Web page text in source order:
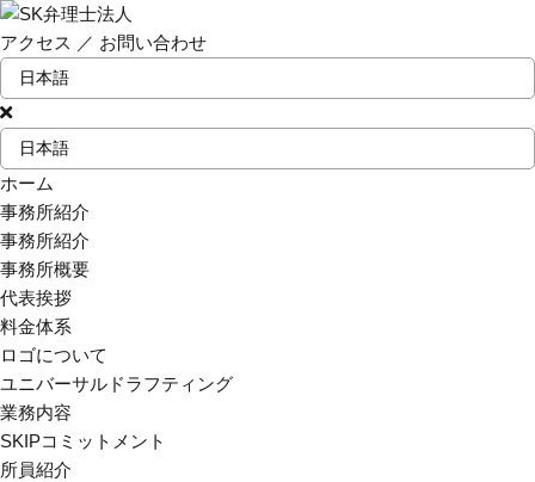
アクセス ／ お問い合わせ
ホーム
事務所紹介
事務所紹介
事務所概要
代表挨拶
料金体系
ロゴについて
ユニバーサルドラフティング
業務内容
SKIPコミットメント
所員紹介